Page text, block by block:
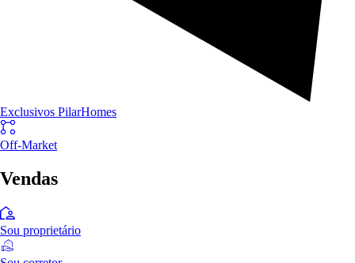
Exclusivos PilarHomes
Off-Market
Vendas
Sou proprietário